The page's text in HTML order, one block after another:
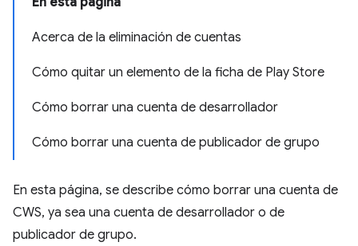
Acerca de la eliminación de cuentas
Cómo quitar un elemento de la ficha de Play Store
Cómo borrar una cuenta de desarrollador
Cómo borrar una cuenta de publicador de grupo
En esta página, se describe cómo borrar una cuenta de
CWS, ya sea una cuenta de desarrollador o de
publicador de grupo.